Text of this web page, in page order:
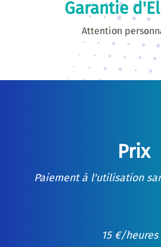
Garantie
Attention
Prix
Paiement à l'utilisation
15 €/heures